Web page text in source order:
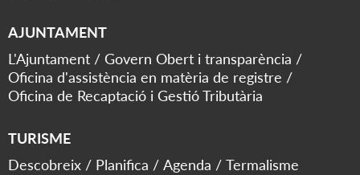
AJUNTAMENT
L'Ajuntament
Govern Obert i transparència
Oficina d'assistència en matèria de registre
Oficina de Recaptació i Gestió Tributària
TURISME
Descobreix
Planifica Agenda Termalisme